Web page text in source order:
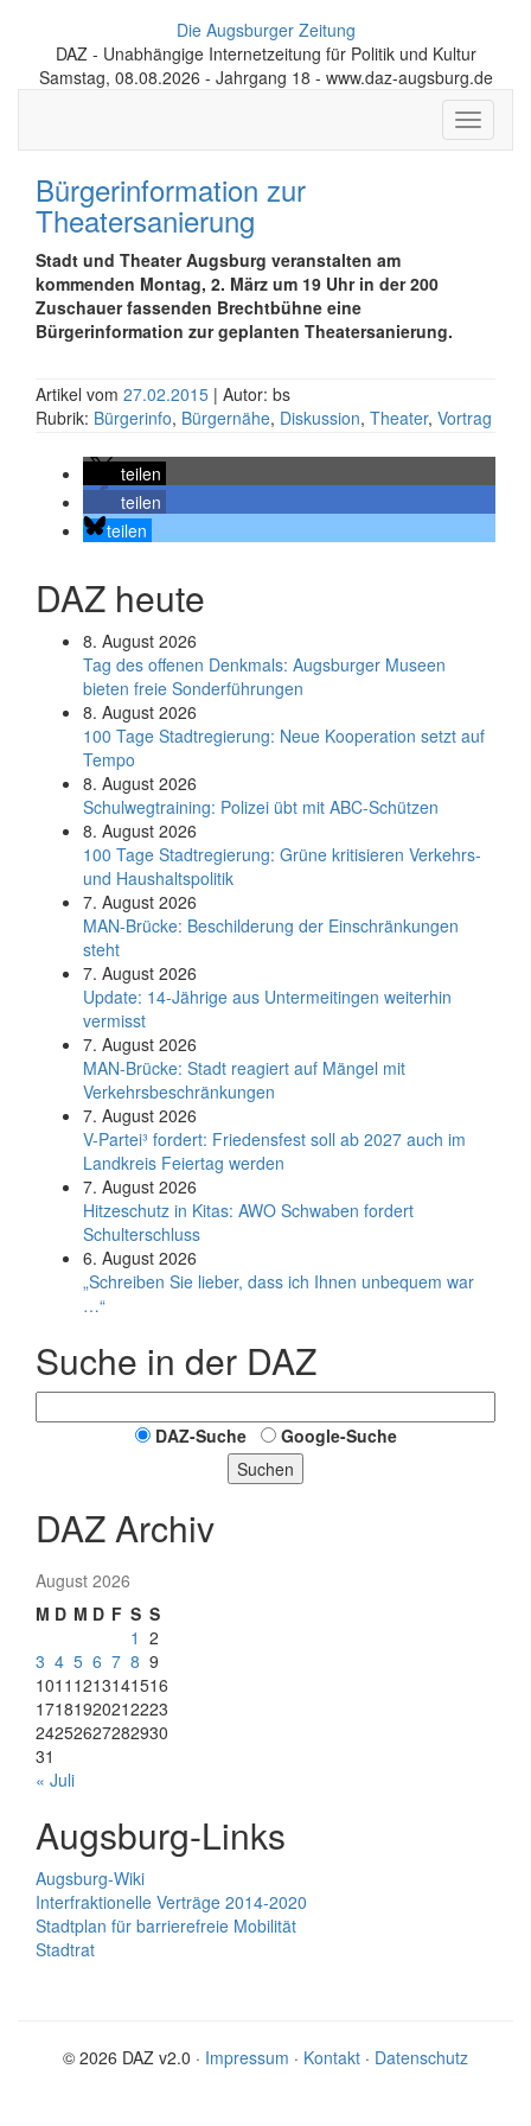
Die Augsburger Zeitung
DAZ - Unabhängige Internetzeitung für Politik und Kultur
Samstag, 08.08.2026 - Jahrgang 18 - www.daz-augsburg.de
Toggle
Bürgerinformation zur
Theatersanierung
Stadt und Theater Augsburg veranstalten am
kommenden Montag, 2. März um 19 Uhr in der 200
Zuschauer fassenden Brechtbühne eine
Bürgerinformation zur geplanten Theatersanierung.
Artikel vom 27.02.2015 | Autor: bs
Rubrik: Bürgerinfo, Bürgernähe, Diskussion, Theater, Vortrag
teilen
teilen
teilen
DAZ heute
8. August 2026
Tag des offenen Denkmals: Augsburger Museen
bieten freie Sonderführungen
8. August 2026
100 Tage Stadtregierung: Neue Kooperation setzt auf
Tempo
8. August 2026
Schul­weg­trai­ning: Poli­zei übt mit ABC-Schüt­zen
8. August 2026
100 Tage Stadtregierung: Grüne kritisieren Verkehrs-
und Haushaltspolitik
7. August 2026
MAN-Brücke: Beschilderung der Einschränkungen
steht
7. August 2026
Update: 14-Jährige aus Untermeitingen weiterhin
vermisst
7. August 2026
MAN-Brücke: Stadt reagiert auf Mängel mit
Verkehrsbeschränkungen
7. August 2026
V-Partei­³ fordert: Friedens­fest soll ab 2027 auch im
Land­kreis Feier­tag werden
7. August 2026
Hitzeschutz in Kitas: AWO Schwaben fordert
Schulterschluss
6. August 2026
„Schreiben Sie lieber, dass ich Ihnen unbequem war
…“
Suche in der DAZ
DAZ-Suche
Google-Suche
Suchen
DAZ Archiv
August 2026
M D M D F S S
1 2
3 4 5 6 7 8 9
1011 1213141516
17181920212223
24252627282930
31
« Juli
Augsburg-Links
Augsburg-Wiki
Interfraktionelle Verträge 2014-2020
Stadtplan für barrierefreie Mobilität
Stadtrat
© 2026 DAZ v2.0 · Impressum · Kontakt · Datenschutz